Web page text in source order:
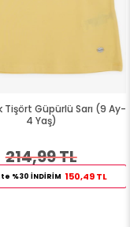
Tişört Güpürlü Sarı (9 Ay-
4 Yaş)
214,99 TL
%30 İNDİRİM 150,49 TL